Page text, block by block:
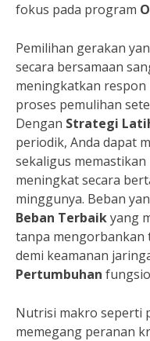
fokus pada program
Pemilihan gerakan
secara bersamaan
meningkatkan
proses pemulihan
Dengan Strategi
periodik, Anda dapat
sekaligus
meningkat secara
minggunya. Beban
Beban Terbaikyang
tanpa mengorbankan
demi keamanan
Pertumbuhan
Nutrisi makro seperti
memegang peranan